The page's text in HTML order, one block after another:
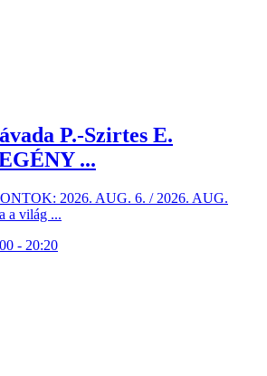
P.-Szirtes E.
...
2026. AUG. 6. / 2026. AUG.
a világ ...
- 20:20